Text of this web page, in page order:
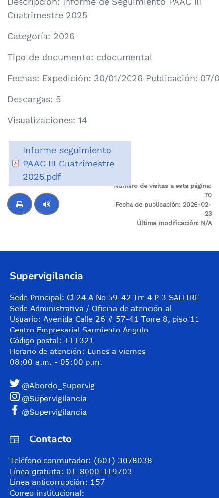
Cuatrimestre 2025
Categoría: 2026
Tipo de documento: cdocumental
Fechas: Expedición: 30/01/2026 Publicación: 07/
Descargas: 5
Visualizaciones: 14
Informe seguimiento
PAAC III Cuatrimestre
2025.pdf
Número de visitas a esta página:
70
Fecha de publicación: 2026-02-
23
Última modificación: N/A
Supervigilancia
Sede Principal: Cl 24 A No 59-42 Trr-4 P 3 SALITRE
Sede Administrativa / Oficina de atención al
Usuario: Avenida Calle 26 # 57-41 Torre 8, piso 11
Centro Empresarial Sarmiento Angulo
Código postal: 111321
Horario de atención: Lunes a viernes
08:00 a.m. - 05:00 p.m.
@Abordo_Supervig
@Supervigilancia
@Supervigilancia
Contacto
Teléfono conmutador: (601) 3078038
Línea gratuita: 01-8000-119703
Línea anticorrupción: 157
Correo institucional: